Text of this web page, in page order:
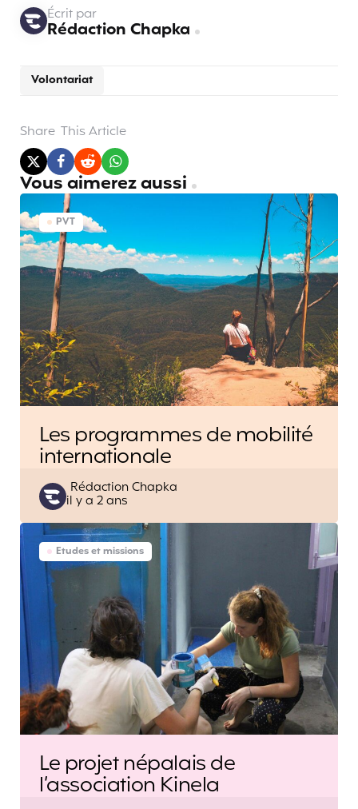
Volontariat
Écrit par
Rédaction Chapka
Share This Article
Vous aimerez aussi
PVT
Les programmes de mobilité
internationale
Posted
by
Rédaction Chapka
il y a 2 ans
Etudes et missions
Le projet népalais de
l’association Kinela